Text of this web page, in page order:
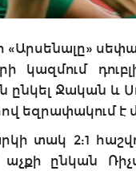
«Արսենալը»
կազմում
ընկել Ջական և
եզրափակում է
տակ 2:1
ընկան